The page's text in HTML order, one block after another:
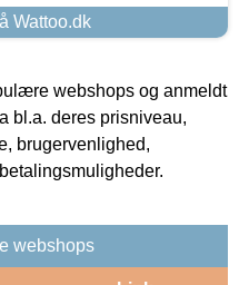
Wattoo.dk
webshops og anmeldt
bl.a. deres prisniveau,
brugervenlighed,
webshops